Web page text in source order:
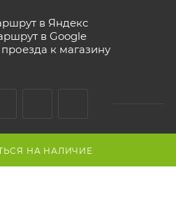
НА НАЛИЧИЕ
в Яндекс
в Google
к магазину
- интернет-магазин